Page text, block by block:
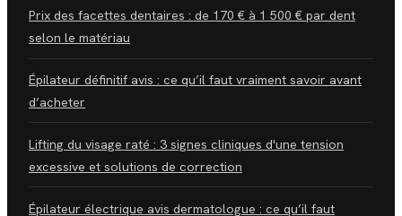
Prix des facettes dentaires : de 170 € à 1 500 € par dent
selon le matériau
Épilateur définitif avis : ce qu’il faut vraiment savoir avant
d’acheter
Lifting du visage raté : 3 signes cliniques d'une tension
excessive et solutions de correction
Épilateur électrique avis dermatologue : ce qu’il faut